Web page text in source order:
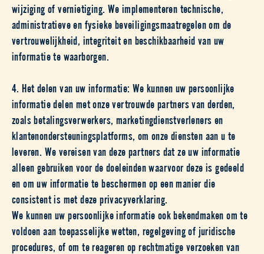
wijziging of vernietiging. We implementeren technische,
administratieve en fysieke beveiligingsmaatregelen om de
vertrouwelijkheid, integriteit en beschikbaarheid van uw
informatie te waarborgen.
4. Het delen van uw informatie: We kunnen uw persoonlijke
informatie delen met onze vertrouwde partners van derden,
zoals betalingsverwerkers, marketingdienstverleners en
klantenondersteuningsplatforms, om onze diensten aan u te
leveren. We vereisen van deze partners dat ze uw informatie
alleen gebruiken voor de doeleinden waarvoor deze is gedeeld
en om uw informatie te beschermen op een manier die
consistent is met deze privacyverklaring.
We kunnen uw persoonlijke informatie ook bekendmaken om te
voldoen aan toepasselijke wetten, regelgeving of juridische
procedures, of om te reageren op rechtmatige verzoeken van